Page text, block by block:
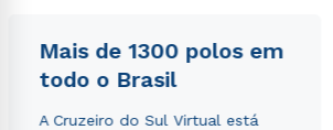
Mais de 1300 polos em
todo o Brasil
A Cruzeiro do Sul Virtual está